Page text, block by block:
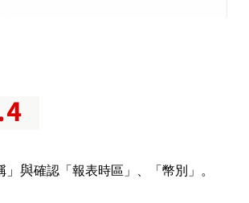
」與確認「報表時區」、「幣別」。